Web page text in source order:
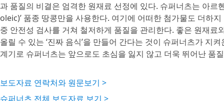
과 품질의 비결은 엄격한 원재료 선정에 있다. 슈퍼너츠는 아
oleic)’ 품종 땅콩만을 사용한다. 여기에 어떠한 첨가물도 더하
중 안전성 검사를 거쳐 철저하게 품질을 관리한다. 좋은 원재
올릴 수 있는 ‘진짜 음식’을 만들어 간다는 것이 슈퍼너츠가 지
계기로 슈퍼너츠는 앞으로도 초심을 잃지 않고 더욱 뛰어난 품
보도자료 연락처와 원문보기 >
슈퍼너츠 전체 보도자료 보기 >